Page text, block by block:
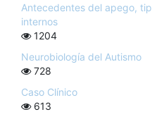
Antecedentes del apego,
internos
1204
Neurobiología del Autismo
728
Caso Clínico
613